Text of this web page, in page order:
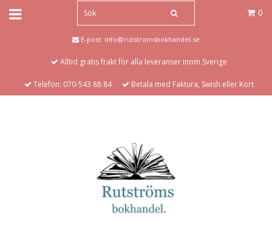
0
E-post: info@rutstromsbokhandel.se
Alltid gratis frakt för alla leveranser inom Sverige
Telefon: 070-543 88 84 Betala med Faktura, Swish eller Kort